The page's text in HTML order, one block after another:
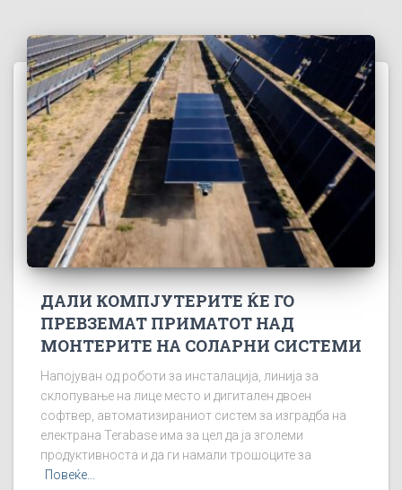
ДАЛИ КОМПЈУТЕРИТЕ ЌЕ ГО
ПРЕВЗЕМАТ ПРИМАТОТ НАД
МОНТЕРИТЕ НА СОЛАРНИ СИСТЕМИ
Напојуван од роботи за инсталација, линија за
склопување на лице место и дигитален двоен
софтвер, автоматизираниот систем за изградба на
електрана Terabase има за цел да ја зголеми
продуктивноста и да ги намали трошоците за
Повеќе...